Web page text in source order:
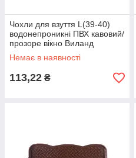
Чохли для взуття L(39-40)
водонепроникні ПВХ кавовий/
прозоре вікно Виланд
Немає в наявності
113,22 ₴